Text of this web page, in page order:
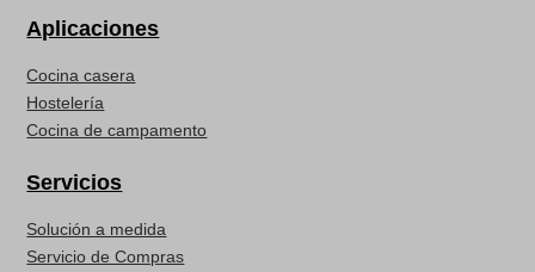
Aplicaciones
Cocina casera
Hostelería
Cocina de campamento
Servicios
Solución a medida
Servicio de Compras